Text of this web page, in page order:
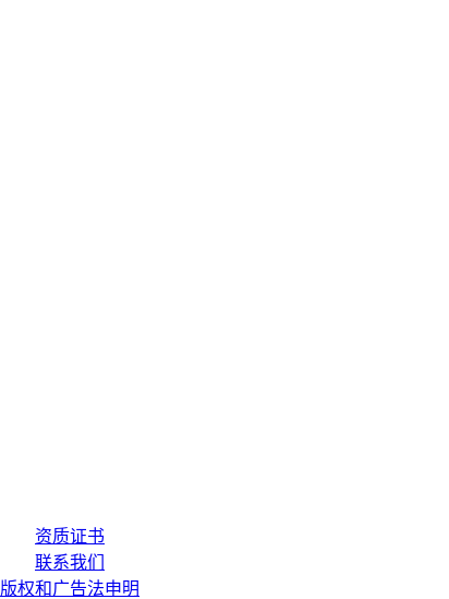
资质证书
联系我们
版权和广告法申明